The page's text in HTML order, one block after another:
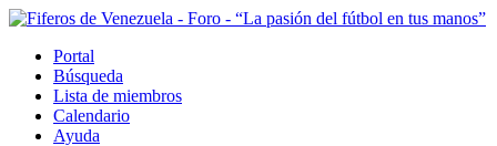
Portal
Búsqueda
Lista de miembros
Calendario
Ayuda